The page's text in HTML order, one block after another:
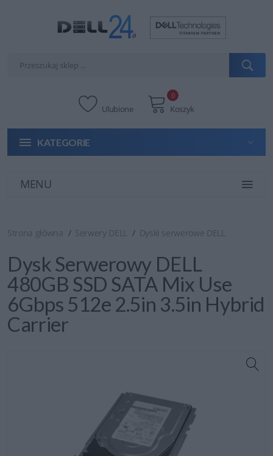
Ulubione Koszyk
0
KATEGORIE
MENU
Strona główna Serwery DELL Dyski serwerowe DELL
Dysk Serwerowy DELL
480GB SSD SATA Mix Use
6Gbps 512e 2.5in 3.5in Hybrid
Carrier